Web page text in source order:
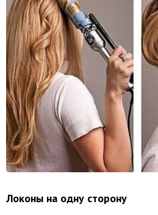
Локоны на одну сторону